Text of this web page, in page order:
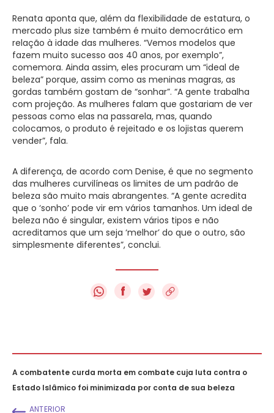
Renata aponta que, além da flexibilidade de estatura, o
mercado plus size também é muito democrático em
relação à idade das mulheres. “Vemos modelos que
fazem muito sucesso aos 40 anos, por exemplo”,
comemora. Ainda assim, eles procuram um “ideal de
beleza” porque, assim como as meninas magras, as
gordas também gostam de “sonhar”. “A gente trabalha
com projeção. As mulheres falam que gostariam de ver
pessoas como elas na passarela, mas, quando
colocamos, o produto é rejeitado e os lojistas querem
vender”, fala.
A diferença, de acordo com Denise, é que no segmento
das mulheres curvilíneas os limites de um padrão de
beleza são muito mais abrangentes. “A gente acredita
que o ‘sonho’ pode vir em vários tamanhos. Um ideal de
beleza não é singular, existem vários tipos e não
acreditamos que um seja ‘melhor’ do que o outro, são
simplesmente diferentes”, conclui.
f
A combatente curda morta em combate cuja luta contra o
Estado Islâmico foi minimizada por conta de sua beleza
ANTERIOR